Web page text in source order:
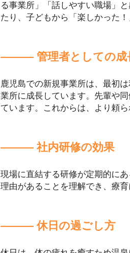
る事業所」「話しやすい職場」
たり、子どもから「楽しかった
――― 管理者としての成
鹿児島での新規事業所は、最初
業所に成長しています。先輩や
ています。これからは、より頼
――― 社内研修の効果
現場に直結する研修が定期的に
理由があることを理解でき、療
――― 休日の過ごし方